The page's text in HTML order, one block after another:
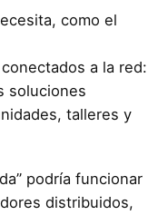
como el
a la red:
soluciones
talleres y
podría funcionar
distribuidos,